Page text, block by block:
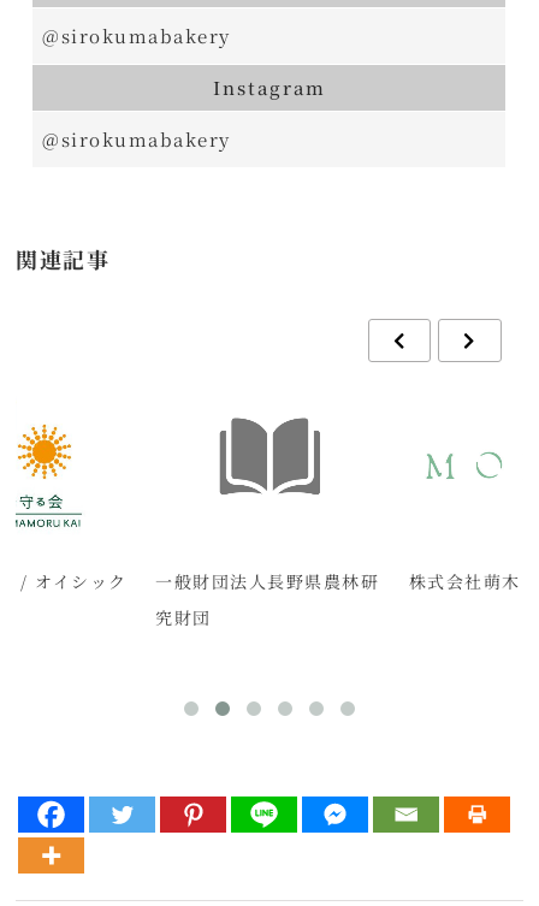
@sirokumabakery
Instagram
@sirokumabakery
関連記事
/ オイシック
一般財団法人長野県農林研
究財団
株式会社萌木